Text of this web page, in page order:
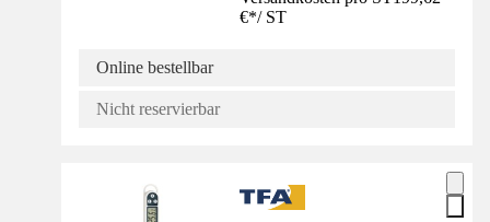
€*/ ST
Online bestellbar
Nicht reservierbar